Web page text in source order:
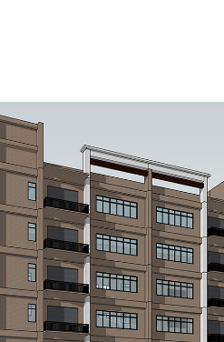
坤旺廠辦大樓新建工程
辦公廠房